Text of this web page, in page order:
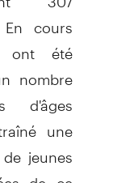
cours
ont été
nombre
d'âges
une
jeunes
de ce